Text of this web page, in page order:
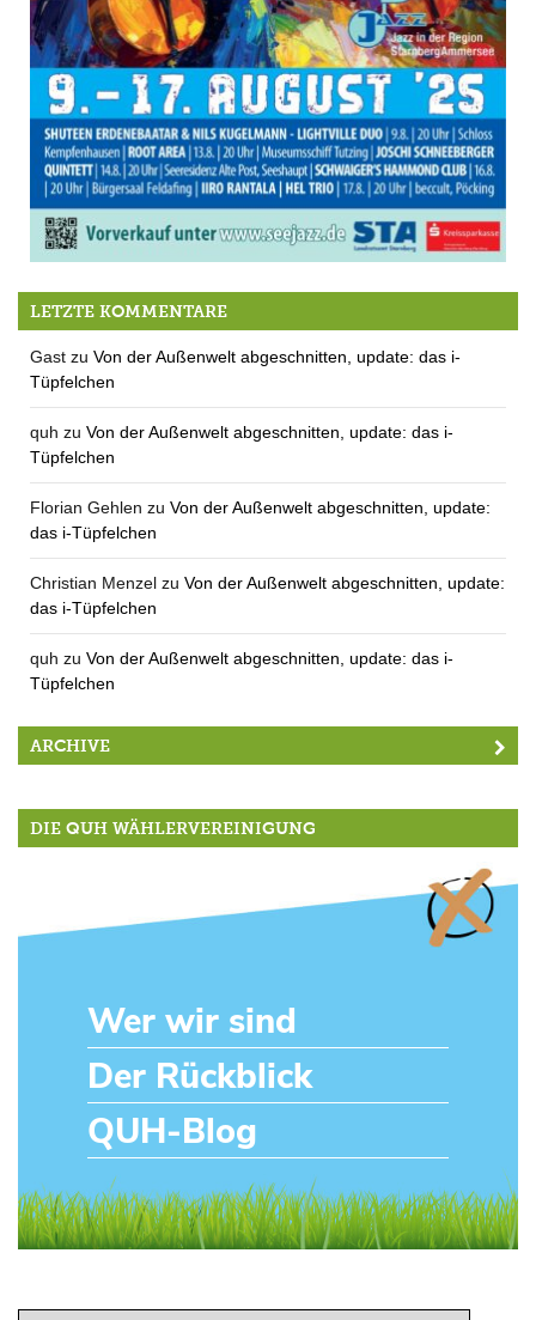
9.-17.8.: das 13. Seejazz-Festival
LETZTE KOMMENTARE
Gast zu Von der Außenwelt abgeschnitten, update: das i-
Tüpfelchen
quh zu Von der Außenwelt abgeschnitten, update: das i-
Tüpfelchen
Florian Gehlen zu Von der Außenwelt abgeschnitten, update:
das i-Tüpfelchen
Christian Menzel zu Von der Außenwelt abgeschnitten, update:
das i-Tüpfelchen
quh zu Von der Außenwelt abgeschnitten, update: das i-
Tüpfelchen
ARCHIVE
DIE QUH WÄHLERVEREINIGUNG
Wer wir sind
Der Rückblick
QUH-Blog